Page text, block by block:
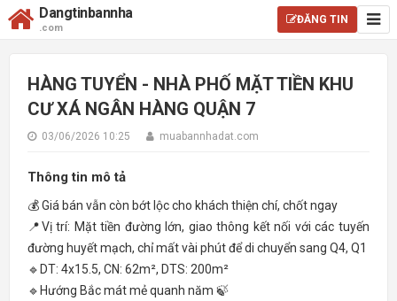
Dangtinbannha
.com
ĐĂNG TIN
HÀNG TUYỂN - NHÀ PHỐ MẶT TIỀN KHU
CƯ XÁ NGÂN HÀNG QUẬN 7
03/06/2026 10:25 muabannhadat.com
Thông tin mô tả
💰 Giá bán vẫn còn bớt lộc cho khách thiện chí, chốt ngay
📍Vị trí: Mặt tiền đường lớn, giao thông kết nối với các tuyến
đường huyết mạch, chỉ mất vài phút để di chuyển sang Q4, Q1
🔹DT: 4x15.5, CN: 62m², DTS: 200m²
🔹Hướng Bắc mát mẻ quanh năm 🍃